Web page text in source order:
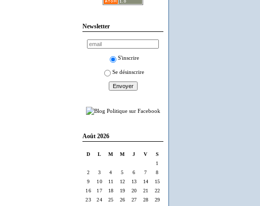
Newsletter
S'inscrire
Se désinscrire
Août 2026
D L M M J V
S
1
2
3 4 5 6 7
8
9
10 11 12 13 14
15
16
17 18 19 20 21
22
23
24 25 26 27 28
29